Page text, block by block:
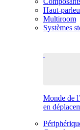
Haut-
Multiroom
Systèmes
Monde de
en